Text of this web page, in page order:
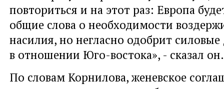
повториться и на этот раз: Европа
общие слова о необходимости
насилия, но негласно одобрит
в отношении Юго-востока», - сказал он.
По словам Корнилова, женевское